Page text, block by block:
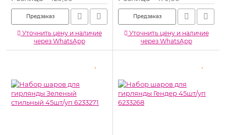
Артикул: 6233261
Предзаказ
Уточнить цену и наличие
через WhatsApp
Предзаказ
Уточнить цену и наличие
через WhatsApp